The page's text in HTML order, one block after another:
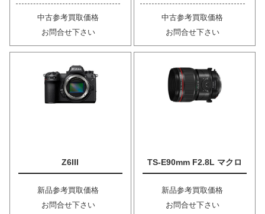
中古参考買取価格
お問合せ下さい
中古参考買取価格
お問合せ下さい
Z6III
新品参考買取価格
お問合せ下さい
TS-E90mm F2.8L マクロ
新品参考買取価格
お問合せ下さい